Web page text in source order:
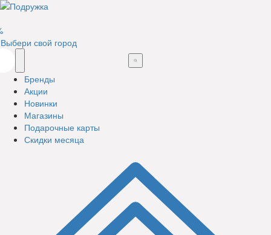
Выбери свой город
Бренды
Акции
Новинки
Магазины
Подарочные карты
Скидки месяца